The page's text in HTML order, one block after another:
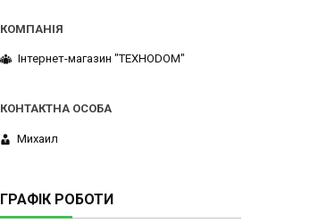
Інтернет-магазин "ТЕХНОDOM"
Михаил
ГРАФІК РОБОТИ